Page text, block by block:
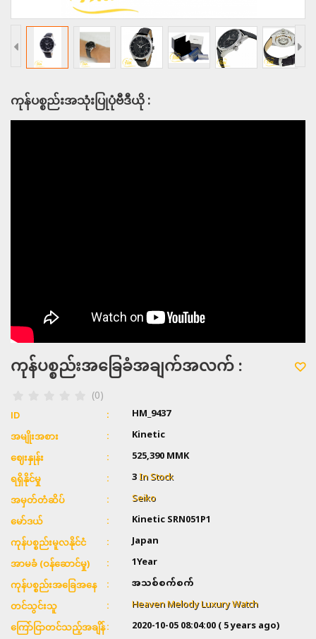
ကုန်ပစ္စည်းအသုံးပြုပုံဗီဒီယို :
ကုန်ပစ္စည်းအခြေခံအချက်အလက် :
(0)
ID HM_9437
အမျိုးအစား Kinetic
ဈေးနှုန်း 525,390 MMK
ရရှိနိုင်မှု 3In Stock
အမှတ်တံဆိပ် Seiko
မော်ဒယ် Kinetic SRN051P1
ကုန်ပစ္စည်းမူလနိုင်ငံ Japan
အာမခံ (ဝန်ဆောင်မှု) 1Year
ကုန်ပစ္စည်းအခြေအနေ အသစ်စက်စက်
တင်သွင်းသူ Heaven Melody Luxury Watch
ကြော်ငြာတင်သည့်အချိန် 2020-10-05 08:04:00( 5 years ago)